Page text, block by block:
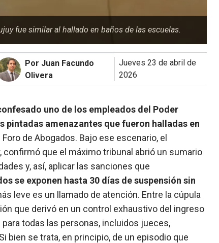
fue similar al hallado en baños de las escuelas.
Por Juan Facundo
Olivera
jueves 23 de abril de
2026
uno de los empleados del Poder
amenazantes que fueron halladas en
Foro de Abogados. Bajo ese escenario, el
confirmó que el máximo tribunal abrió un sumario
y, así, aplicar las sanciones que
se exponen hasta 30 días de suspensión sin
leve es un llamado de atención. Entre la cúpula
que derivó en un control exhaustivo del ingreso
todas las personas, incluidos jueces,
bien se trata, en principio, de un episodio que